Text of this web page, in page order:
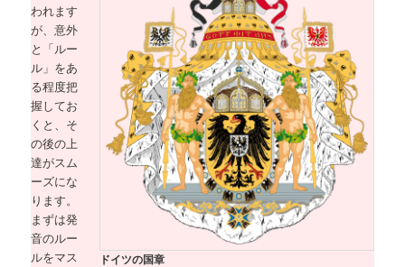
ドイツの国章
われます
が、意外
と「ルー
ル」をあ
る程度把
握してお
くと、そ
の後の上
達がスム
ーズにな
ります。
まずは発
音のルー
ルをマス